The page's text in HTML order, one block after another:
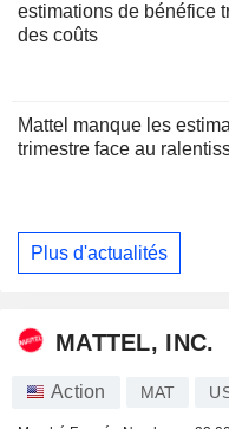
estimations de bénéfice
des coûts
Mattel manque les
trimestre face au
Plus d'actualités
MATTEL, INC.
Action MAT